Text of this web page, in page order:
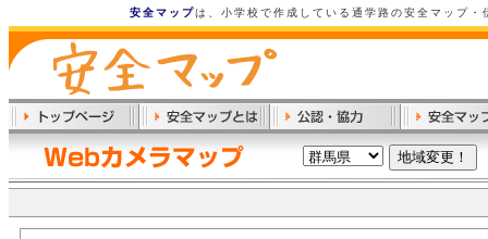
安全マップは、小学校で作成している通学路の安全マップ